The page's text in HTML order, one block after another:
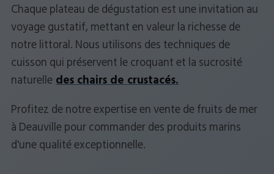
Chaque plateau de dégustation est une invitation au
voyage gustatif, mettant en valeur la richesse de
notre littoral. Nous utilisons des techniques de
cuisson qui préservent le croquant et la sucrosité
naturelledes chairs de crustacés.
Profitez de notre expertise en vente de fruits de mer
à Deauville pour commander des produits marins
d'une qualité exceptionnelle.